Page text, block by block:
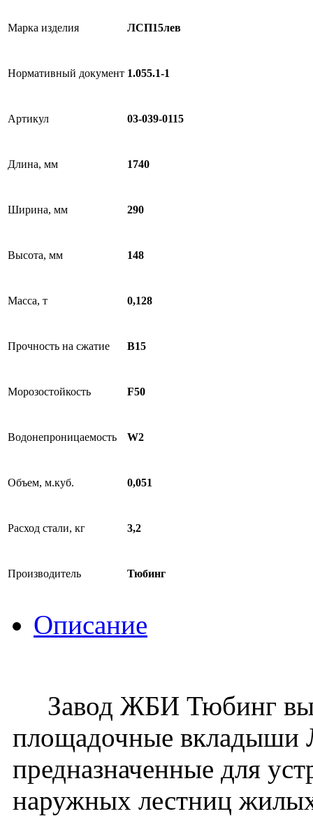
Марка изделия ЛСП15лев
Нормативный документ 1.055.1-1
Артикул 03-039-0115
Длина, мм 1740
Ширина, мм 290
Высота, мм 148
Масса, т 0,128
Прочность на сжатие B15
Морозостойкость F50
Водонепроницаемость W2
Объем, м.куб. 0,051
Расход стали, кг 3,2
Производитель Тюбинг
Описание
Завод ЖБИ Тюбинг
площадочные вкладыши
предназначенные для
наружных лестниц